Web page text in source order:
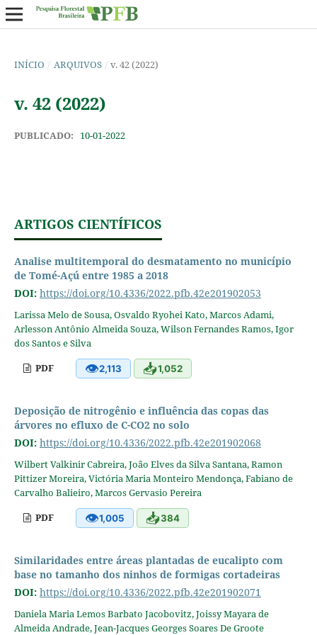
INÍCIO / ARQUIVOS / v. 42 (2022)
v. 42 (2022)
PUBLICADO: 10-01-2022
ARTIGOS CIENTÍFICOS
Analise multitemporal do desmatamento no município
de Tomé-Açú entre 1985 a 2018
DOI: https://doi.org/10.4336/2022.pfb.42e201902053
Larissa Melo de Sousa, Osvaldo Ryohei Kato, Marcos Adami,
Arlesson Antônio Almeida Souza, Wilson Fernandes Ramos, Igor
dos Santos e Silva
PDF
👁2,113 📥1,052
Deposição de nitrogênio e influência das copas das
árvores no efluxo de C-CO2 no solo
DOI: https://doi.org/10.4336/2022.pfb.42e201902068
Wilbert Valkinir Cabreira, João Elves da Silva Santana, Ramon
Pittizer Moreira, Victória Maria Monteiro Mendonça, Fabiano de
Carvalho Balieiro, Marcos Gervasio Pereira
PDF
👁1,005 📥384
Similaridades entre áreas plantadas de eucalipto com
base no tamanho dos ninhos de formigas cortadeiras
DOI: https://doi.org/10.4336/2022.pfb.42e201902071
Daniela Maria Lemos Barbato Jacobovitz, Joissy Mayara de
Almeida Andrade, Jean-Jacques Georges Soares De Groote